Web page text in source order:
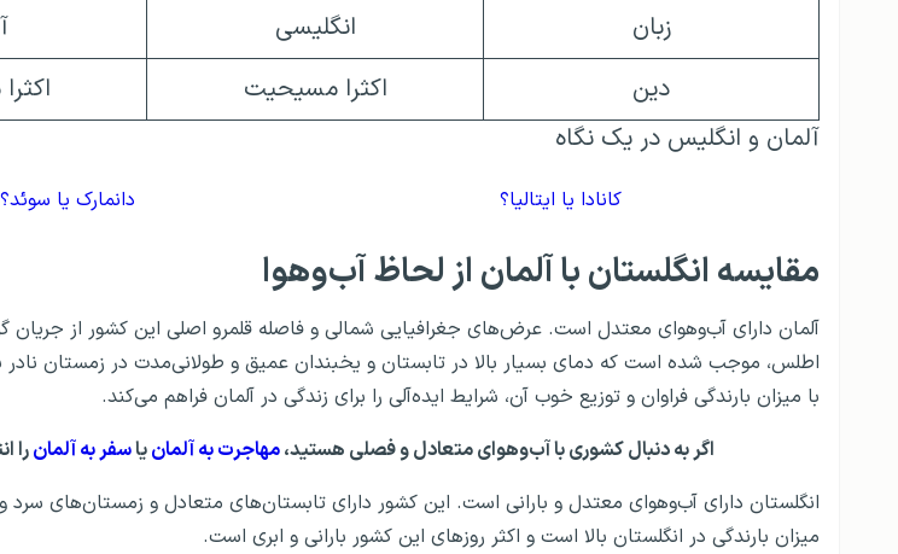
زبان
انگلیسی
دین
اکثرا مسیحیت
آلمان و انگلیس در یک نگاه
کانادا یا ایتالیا؟ دانمارک یا سوئد؟
مقایسه انگلستان با آلمان از لحاظ آب‌وهوا
آلمان دارای آب‌وهوای معتدل است. عرض‌های جغرافیایی شمالی و فاصله قلمرو اصلی این کشور از جریان
اطلس، موجب شده است که دمای بسیار بالا در تابستان و یخبندان عمیق و طولانی‌مدت در زمستان نادر
با میزان بارندگی فراوان و توزیع خوب آن، شرایط ایده‌آلی را برای زندگی در آلمان فراهم می‌کند.
اگر به دنبال کشوری با آب‌وهوای متعادل و فصلی هستید،مهاجرت به آلمانیاسفر به آلمانرا
انگلستان دارای آب‌وهوای معتدل و بارانی است. این کشور دارای تابستان‌های متعادل و زمستان‌های
میزان بارندگی در انگلستان بالا است و اکثر روزهای این کشور بارانی و ابری است.